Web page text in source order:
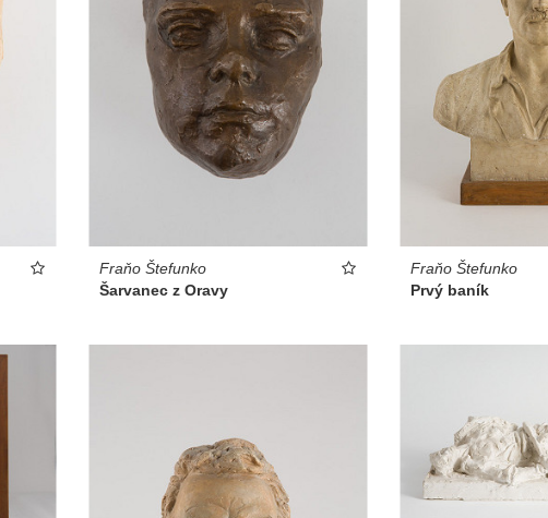
Fraňo Štefunko
Šarvanec z Oravy
Fraňo Štefunko
Prvý baník